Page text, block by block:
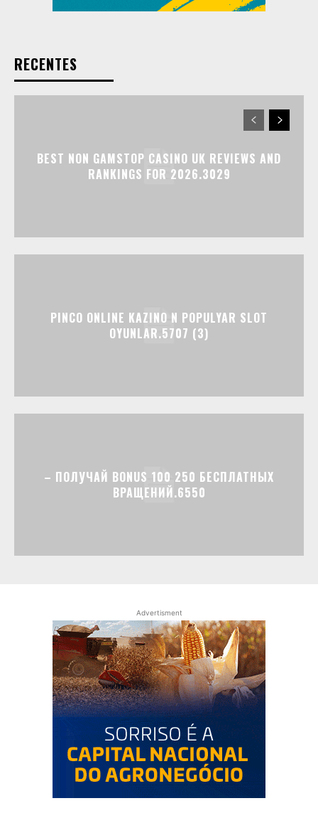
RECENTES
BEST NON GAMSTOP CASINO UK REVIEWS AND
RANKINGS FOR 2026.3029
PINCO ONLINE KAZINO N POPULYAR SLOT
OYUNLAR.5707 (3)
– ПОЛУЧАЙ BONUS 100 250 БЕСПЛАТНЫХ
ВРАЩЕНИЙ.6550
Advertisment